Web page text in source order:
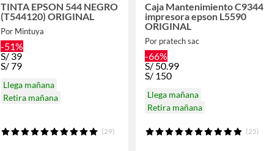
TINTA EPSON 544 NEGRO
(T544120) ORIGINAL
Por Mintuya
-51%
S/39
S/79
Llega mañana
Retira mañana
(29)
Caja Mantenimiento C9344
impresora epson L5590
ORIGINAL
Por pratech sac
-66%
S/50.99
S/ 150
Llega mañana
Retira mañana
(25)